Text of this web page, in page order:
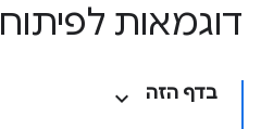
דוגמאות לפיתוח
בדף הזה